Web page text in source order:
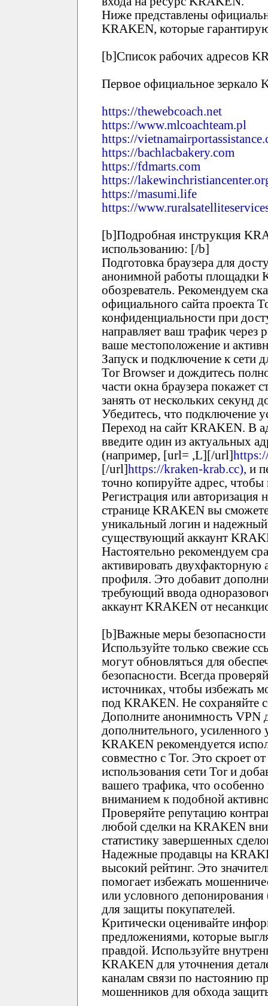
Ниже представлены
KRAKEN, которые
[b]Список рабочих адресов
Первое официальное зеркало
https://thewebcoach.net
https://www.mlcoachteam.pl
https://
https://bachlacbakery.com
https://fdmarts.com
https://
https://masumi.life
https://
[b]Подробная инструкция
использованию: [/b]
Подготовка браузера для
анонимной работы площадки
обозреватель. Рекомендуем
официального сайта проекта
конфиденциальности при
направляет ваш трафик через
ваше местоположение и
Запуск и подключение к сети
Tor Browser и дождитесь
части окна браузера покажет
занять от нескольких
Убедитесь, что подключение
Переход на сайт KRAKEN. В
введите один из актуальных
(например, [url= ,L][/url]
[/url]https://kraken-krab.cc), и
точно копируйте адрес,
Регистрация или
странице KRAKEN вы
уникальный логин и
существующий аккаунт
Настоятельно рекомендуем
активировать двухфакторную
профиля. Это добавит
требующий ввода
аккаунт KRAKEN от
[b]Важные меры
Используйте только свежие
могут обновляться для
безопасности. Всегда
источниках, чтобы избежать
под KRAKEN. Не сохраняйте
Дополните анонимность VPN
дополнительного,
KRAKEN рекомендуется
совместно с Tor. Это скроет
использования сети Tor и
вашего трафика, что
вниманием к подобной
Проверяйте репутацию
любой сделки на KRAKEN
статистику завершенных
Надежные продавцы на
высокий рейтинг. Это
помогает избежать
или условного
для защиты покупателей.
Критически оценивайте
предложениями, которые
правдой. Используйте
KRAKEN для уточнения
каналам связи по настоянию
мошенников для обхода